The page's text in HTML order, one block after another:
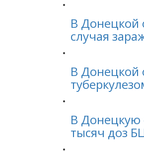
В Донецкой
случая
В Донецкой
В Донецкую
тысяч доз